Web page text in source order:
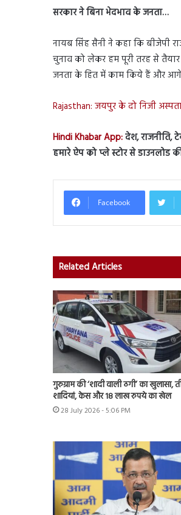
सरकार ने बिना भेदभाव के जनता…
नायब सिंह सैनी ने कहा कि बीजेपी
चुनाव को लेकर हम पूरी तरह से
जनता के हित में काम किये हैं और आगे
Rajasthan: जयपुर के दो निजी
Hindi Khabar App:देश, राजनीति,
हमारे ऐप को प्ले स्टोर से डाउनलोड
Facebook
Related Articles
गुरुग्राम की ‘शादी वाली ठगी’ का खुलासा,
शादियां, केस और 18 लाख रुपये का खेल
28 July 2026 - 5:06 PM